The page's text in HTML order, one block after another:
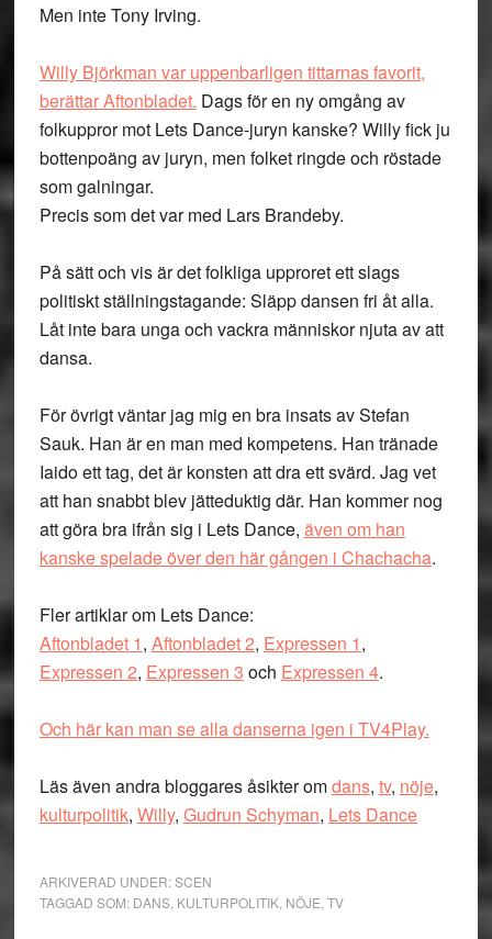
Men inte Tony Irving.
Willy Björkman var uppenbarligen tittarnas favorit,
berättar Aftonbladet. Dags för en ny omgång av
folkuppror mot Lets Dance-juryn kanske? Willy fick ju
bottenpoäng av juryn, men folket ringde och röstade
som galningar.
Precis som det var med Lars Brandeby.
På sätt och vis är det folkliga upproret ett slags
politiskt ställningstagande: Släpp dansen fri åt alla.
Låt inte bara unga och vackra människor njuta av att
dansa.
För övrigt väntar jag mig en bra insats av Stefan
Sauk. Han är en man med kompetens. Han tränade
Iaido ett tag, det är konsten att dra ett svärd. Jag vet
att han snabbt blev jätteduktig där. Han kommer nog
att göra bra ifrån sig i Lets Dance, även om han
kanske spelade över den här gången i Chachacha.
Fler artiklar om Lets Dance:
Aftonbladet 1, Aftonbladet 2, Expressen 1,
Expressen 2, Expressen 3 och Expressen 4.
Och här kan man se alla danserna igen i TV4Play.
Läs även andra bloggares åsikter omdans, tv, nöje,
kulturpolitik, Willy, Gudrun Schyman, Lets Dance
ARKIVERAD UNDER:SCEN
TAGGAD SOM: DANS, KULTURPOLITIK, NÖJE TV